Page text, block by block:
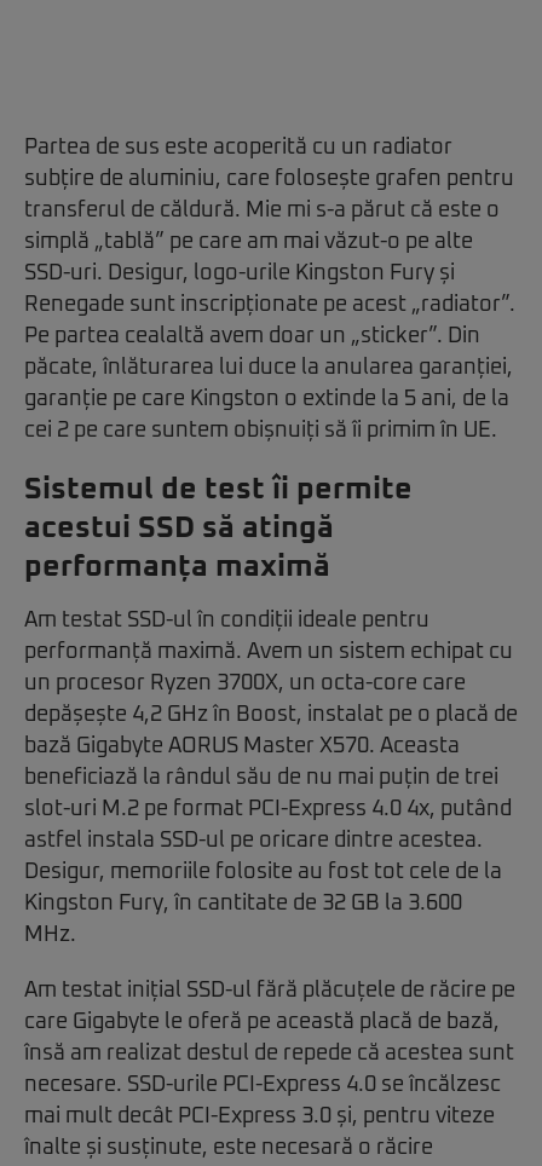
Partea de sus este acoperită cu un radiator
subțire de aluminiu, care folosește grafen pentru
transferul de căldură. Mie mi s-a părut că este o
simplă „tablă” pe care am mai văzut-o pe alte
SSD-uri. Desigur, logo-urile Kingston Fury și
Renegade sunt inscripționate pe acest „radiator”.
Pe partea cealaltă avem doar un „sticker”. Din
păcate, înlăturarea lui duce la anularea garanției,
garanție pe care Kingston o extinde la 5 ani, de la
cei 2 pe care suntem obișnuiți să îi primim în UE.
Sistemul de test îi permite
acestui SSD să atingă
performanța maximă
Am testat SSD-ul în condiții ideale pentru
performanță maximă. Avem un sistem echipat cu
un procesor Ryzen 3700X, un octa-core care
depășește 4,2 GHz în Boost, instalat pe o placă de
bază Gigabyte AORUS Master X570. Aceasta
beneficiază la rândul său de nu mai puțin de trei
slot-uri M.2 pe format PCI-Express 4.0 4x, putând
astfel instala SSD-ul pe oricare dintre acestea.
Desigur, memoriile folosite au fost tot cele de la
Kingston Fury, în cantitate de 32 GB la 3.600
MHz.
Am testat inițial SSD-ul fără plăcuțele de răcire pe
care Gigabyte le oferă pe această placă de bază,
însă am realizat destul de repede că acestea sunt
necesare. SSD-urile PCI-Express 4.0 se încălzesc
mai mult decât PCI-Express 3.0 și, pentru viteze
înalte și susținute, este necesară o răcire